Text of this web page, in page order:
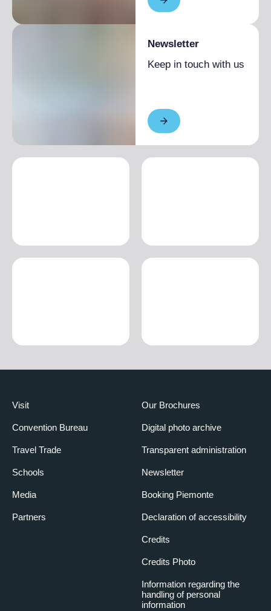
Newsletter
Keep in touch with us
Visit
Convention Bureau
Travel Trade
Schools
Media
Partners
Our Brochures
Digital photo archive
Transparent administration
Newsletter
Booking Piemonte
Declaration of accessibility
Credits
Credits Photo
Information regarding the
handling of personal
information